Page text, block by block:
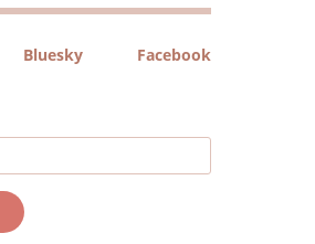
Bluesky Facebook